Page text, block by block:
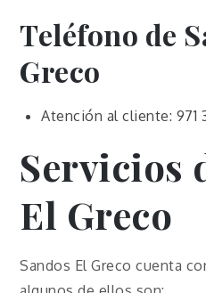
Teléfono de
Greco
Atención al cliente: 971
Servicios
El Greco
Sandos El Greco cuenta